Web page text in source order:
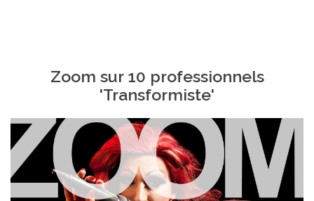
Zoom sur 10 professionnels
'Transformiste'